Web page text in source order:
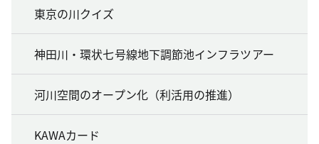
東京の川クイズ
神田川・環状七号線地下調節池インフラツアー
河川空間のオープン化（利活用の推進）
KAWAカード